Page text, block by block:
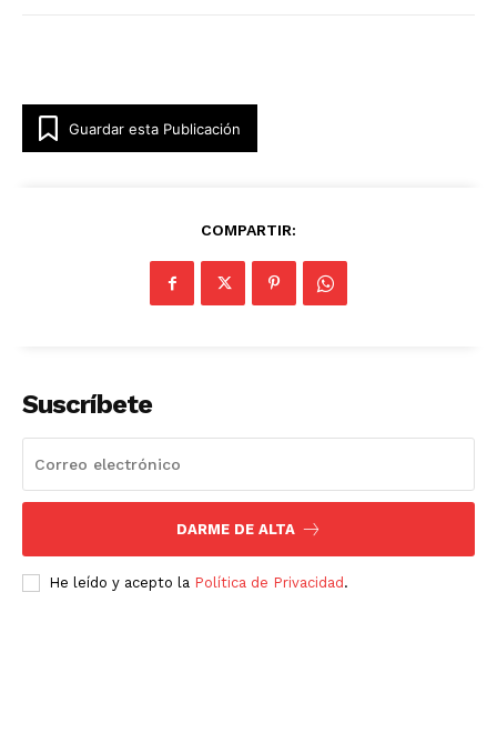
Guardar esta Publicación
COMPARTIR:
Suscríbete
DARME DE ALTA
He leído y acepto la Política de Privacidad .